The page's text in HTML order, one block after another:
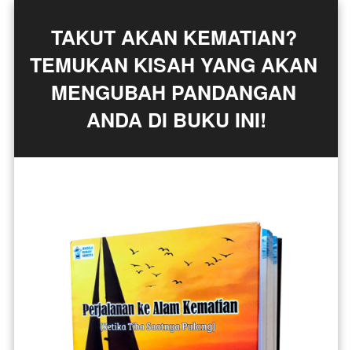
TAKUT AKAN KEMATIAN?
TEMUKAN KISAH YANG AKAN
MENGUBAH PANDANGAN
ANDA DI BUKU INI!